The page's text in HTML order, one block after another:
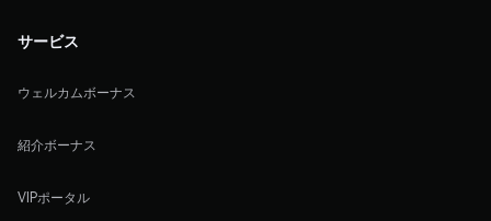
サービス
ウェルカムボーナス
紹介ボーナス
VIPポータル